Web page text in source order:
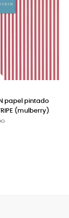
papel pintado
(mulberry)